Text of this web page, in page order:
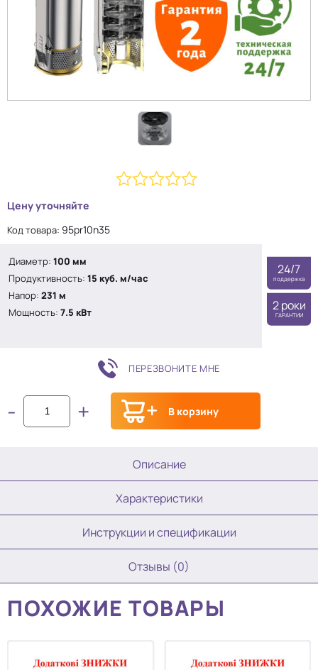
Цену уточняйте
Код товара: 95pr10n35
Диаметр: 100 мм
Продуктивность: 15 куб. м/час
Напор: 231 м
Мощность: 7.5 кВт
ПЕРЕЗВОНИТЕ МНЕ
- + В корзину
24/7
поддержка
2 роки
ГАРАНТИИ
Описание
Характеристики
Инструкции и спецификации
Отзывы (0)
ПОХОЖИЕ ТОВАРЫ